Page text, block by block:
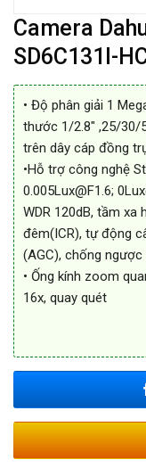
Camera
SD6C131I-
• Độ phân giải 1
thước 1/2.8″ ,25/30/
trên dây cáp đồng
•Hỗ trợ công nghệ
0.005Lux@F1.6;
WDR 120dB, tầm xa
đêm(ICR), tự động
(AGC), chống ngược
• Ống kính zoom
16x, quay quét